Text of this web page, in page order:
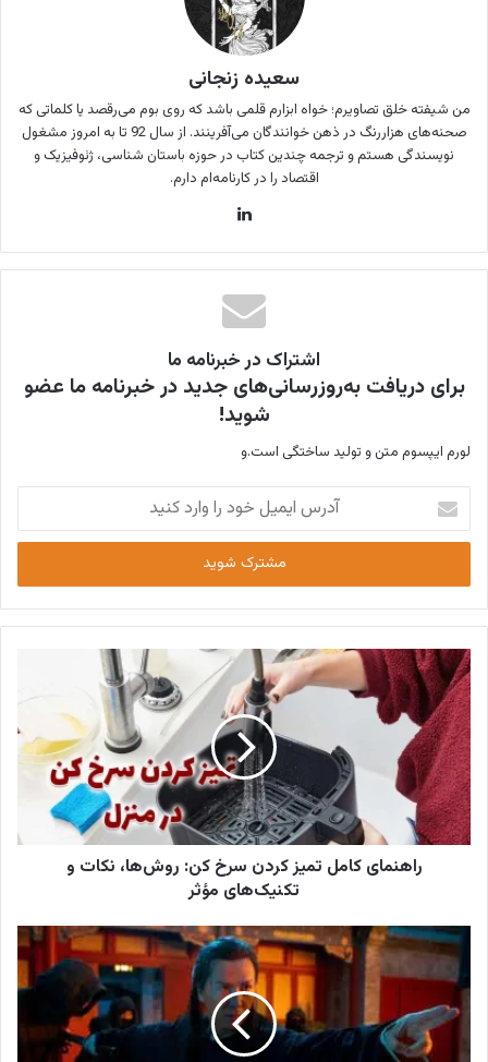
سعیده زنجانی
من شیفته خلق تصاویرم؛ خواه ابزارم قلمی باشد که روی بوم می‌رقصد یا کلماتی که
صحنه‌های هزاررنگ در ذهن خوانندگان می‌آفرینند. از سال 92 تا به امروز مشغول
نویسندگی هستم و ترجمه چندین کتاب در حوزه باستان شناسی، ژئوفیزیک و
اقتصاد را در کارنامه‌ام دارم.
اشتراک در خبرنامه ما
برای دریافت به‌روزرسانی‌های جدید در خبرنامه ما عضو
شوید!
لورم ایپسوم متن و تولید ساختگی است.و
ایمیل
خود
وارد
کنید
راهنمای کامل تمیز کردن سرخ کن: روش‌ها، نکات و
تکنیک‌های مؤثر